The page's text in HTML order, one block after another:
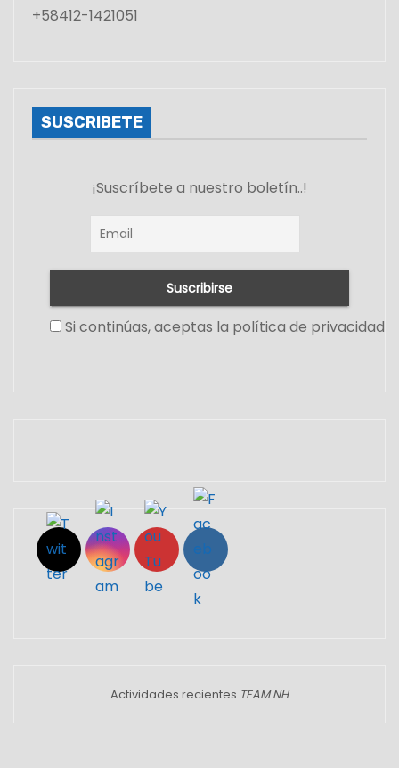
+58412-1421051
SUSCRIBETE
¡Suscríbete a nuestro boletín..!
Si continúas, aceptas la política de privacidad
Actividades recientes TEAM NH